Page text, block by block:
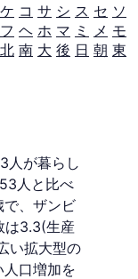
ケ コ サ シ ス セ ソ
フ ヘ ホ マ ミ メ モ
北 南 大 後 日 朝 東
人が暮らし
人と比べ
で、ザンビ
は3.3(生産
い拡大型の
口増加を